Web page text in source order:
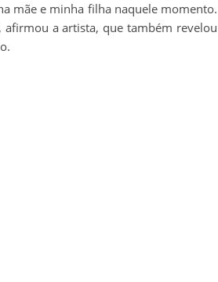
mãe e minha filha naquele momento.
a artista, que também revelou